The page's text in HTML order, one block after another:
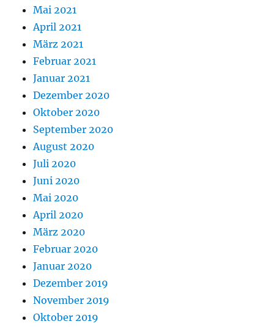
Mai 2021
April 2021
März 2021
Februar 2021
Januar 2021
Dezember 2020
Oktober 2020
September 2020
August 2020
Juli 2020
Juni 2020
Mai 2020
April 2020
März 2020
Februar 2020
Januar 2020
Dezember 2019
November 2019
Oktober 2019